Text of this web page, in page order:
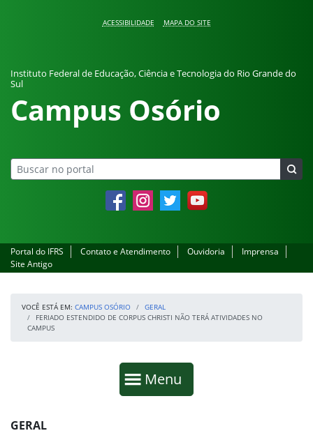
ACESSIBILIDADE MAPA DO SITE
Instituto Federal de Educação, Ciência e Tecnologia do Rio Grande do
Sul
Campus Osório
FacebookInstagramTwitter YouTube
Portal do IFRS Contato e Atendimento Ouvidoria
Imprensa
Site Antigo
VOCÊ ESTÁ EM: CAMPUS OSÓRIO
GERAL
FERIADO ESTENDIDO DE CORPUS CHRISTI NÃO TERÁ ATIVIDADES NO
CAMPUS
Mostrar
Menu
Fim da navegação
Início do conteúdo
GERAL